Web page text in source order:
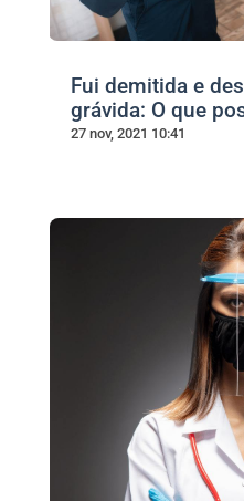
Fui demitida e
grávida: O que
27 nov, 2021 10:41